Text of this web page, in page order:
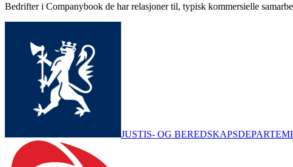
Bedrifter i Companybook de har relasjoner til, typisk kommersielle
JUSTIS- OG